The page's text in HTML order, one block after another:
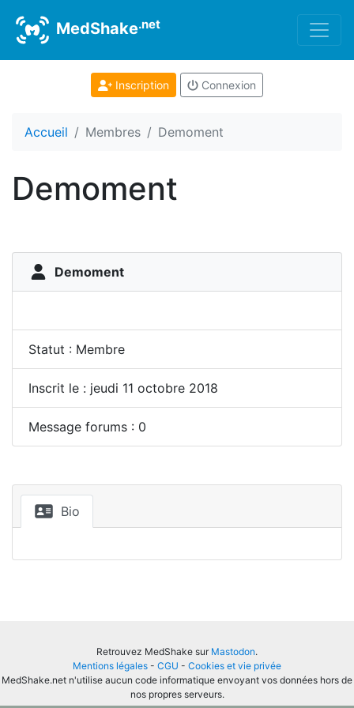
MedShake.net
Inscription Connexion
Accueil Membres Demoment
Demoment
Demoment
Statut : Membre
Inscrit le : jeudi 11 octobre 2018
Message forums : 0
Bio
Retrouvez MedShake sur Mastodon.
Mentions légales - CGU - Cookies et vie privée
MedShake.net n'utilise aucun code informatique envoyant vos données hors de
nos propres serveurs.